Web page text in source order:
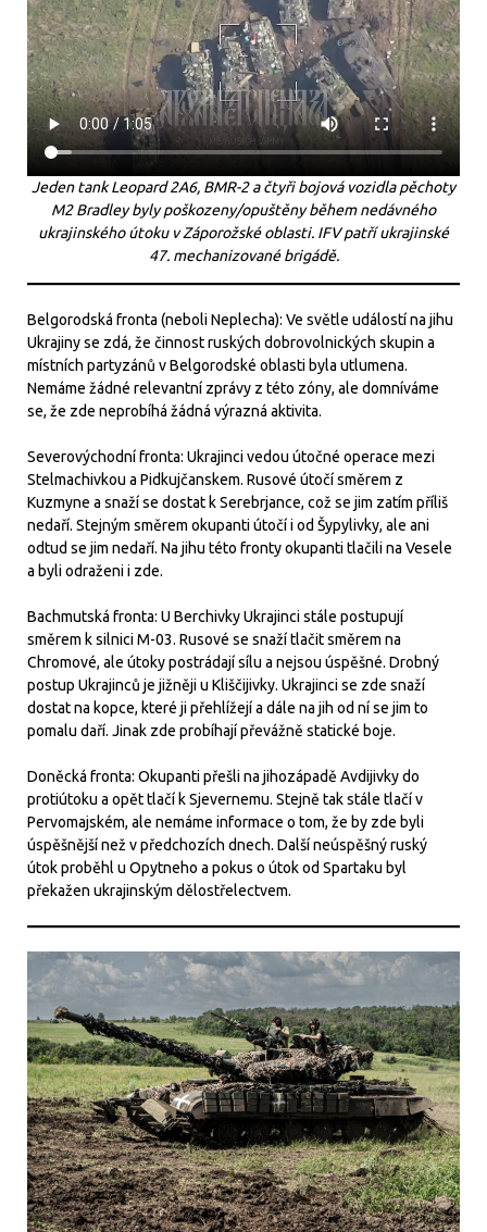
Jeden tank Leopard 2A6, BMR-2 a čtyři bojová vozidla pěchoty
M2 Bradley byly poškozeny/opuštěny během nedávného
ukrajinského útoku v Záporožské oblasti. IFV patří ukrajinské
47. mechanizované brigádě.
Belgorodská fronta (neboli Neplecha): Ve světle událostí na jihu
Ukrajiny se zdá, že činnost ruských dobrovolnických skupin a
místních partyzánů v Belgorodské oblasti byla utlumena.
Nemáme žádné relevantní zprávy z této zóny, ale domníváme
se, že zde neprobíhá žádná výrazná aktivita.
Severovýchodní fronta: Ukrajinci vedou útočné operace mezi
Stelmachivkou a Pidkujčanskem. Rusové útočí směrem z
Kuzmyne a snaží se dostat k Serebrjance, což se jim zatím příliš
nedaří. Stejným směrem okupanti útočí i od Šypylivky, ale ani
odtud se jim nedaří. Na jihu této fronty okupanti tlačili na Vesele
a byli odraženi i zde.
Bachmutská fronta: U Berchivky Ukrajinci stále postupují
směrem k silnici M-03. Rusové se snaží tlačit směrem na
Chromové, ale útoky postrádají sílu a nejsou úspěšné. Drobný
postup Ukrajinců je jižněji u Kliščijivky. Ukrajinci se zde snaží
dostat na kopce, které ji přehlížejí a dále na jih od ní se jim to
pomalu daří. Jinak zde probíhají převážně statické boje.
Doněcká fronta: Okupanti přešli na jihozápadě Avdijivky do
protiútoku a opět tlačí k Sjevernemu. Stejně tak stále tlačí v
Pervomajském, ale nemáme informace o tom, že by zde byli
úspěšnější než v předchozích dnech. Další neúspěšný ruský
útok proběhl u Opytneho a pokus o útok od Spartaku byl
překažen ukrajinským dělostřelectvem.